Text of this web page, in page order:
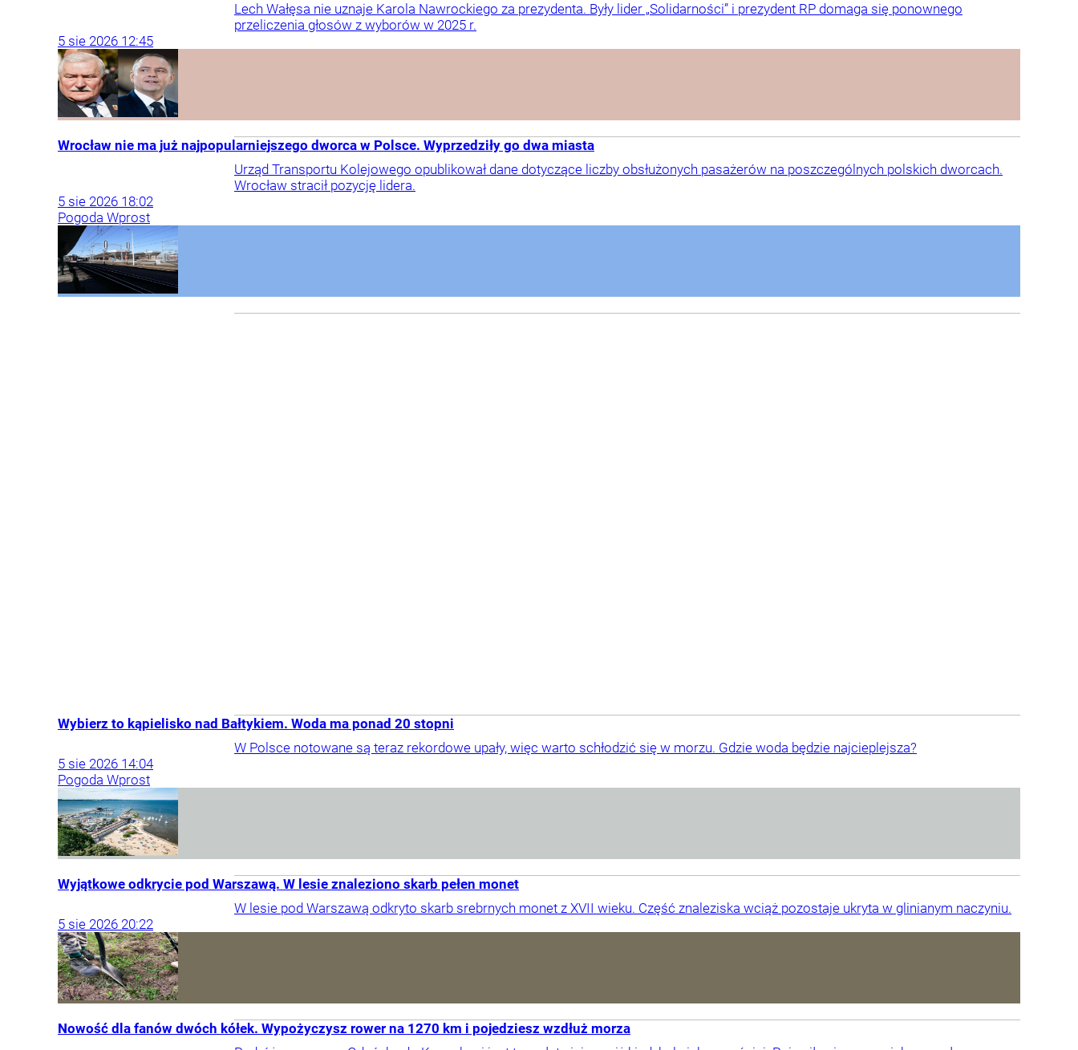
Lech Wałęsa nie uznaje Karola Nawrockiego za prezydenta. Były lider „Solidarności” i prezydent RP domaga się ponownego
przeliczenia głosów z wyborów w 2025 r.
5 sie 2026 12:45
Wrocław nie ma już najpopularniejszego dworca w Polsce. Wyprzedziły go dwa miasta
Urząd Transportu Kolejowego opublikował dane dotyczące liczby obsłużonych pasażerów na poszczególnych polskich dworcach.
Wrocław stracił pozycję lidera.
5 sie 2026 18:02
Pogoda Wprost
Wybierz to kąpielisko nad Bałtykiem. Woda ma ponad 20 stopni
W Polsce notowane są teraz rekordowe upały, więc warto schłodzić się w morzu. Gdzie woda będzie najcieplejsza?
5 sie 2026 14:04
Pogoda Wprost
Wyjątkowe odkrycie pod Warszawą. W lesie znaleziono skarb pełen monet
W lesie pod Warszawą odkryto skarb srebrnych monet z XVII wieku. Część znaleziska wciąż pozostaje ukryta w glinianym naczyniu.
5 sie 2026 20:22
Nowość dla fanów dwóch kółek. Wypożyczysz rower na 1270 km i pojedziesz wzdłuż morza